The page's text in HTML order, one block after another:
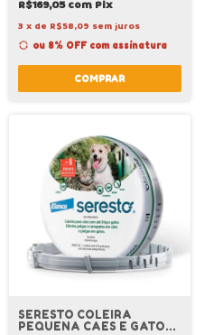
R$169,05com Pix
3 x de R$58,09 sem juros
ou 8% OFF com assinatura
COMPRAR
SERESTO COLEIRA
PEQUENA CAES E GATOS -